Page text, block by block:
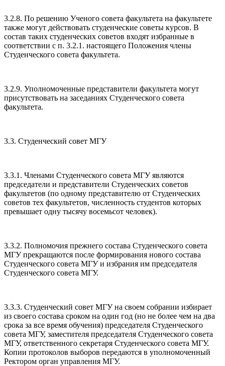
3.2.8. По решению Ученого совета факультета на факультете
также могут действовать студенческие советы курсов. В
состав таких студенческих советов входят избранные в
соответствии с п. 3.2.1. настоящего Положения члены
Студенческого совета факультета.
3.2.9. Уполномоченные представители факультета могут
присутствовать на заседаниях Студенческого совета
факультета.
3.3. Студенческий совет МГУ
3.3.1. Членами Студенческого совета МГУ являются
председатели и представители Студенческих советов
факультетов (по одному представителю от Студенческих
советов тех факультетов, численность студентов которых
превышает одну тысячу восемьсот человек).
3.3.2. Полномочия прежнего состава Студенческого совета
МГУ прекращаются после формирования нового состава
Студенческого совета МГУ и избрания им председателя
Студенческого совета МГУ.
3.3.3. Студенческий совет МГУ на своем собрании избирает
из своего состава сроком на один год (но не более чем на два
срока за все время обучения) председателя Студенческого
совета МГУ, заместителя председателя Студенческого совета
МГУ, ответственного секретаря Студенческого совета МГУ.
Копии протоколов выборов передаются в уполномоченный
Ректором орган управления МГУ.